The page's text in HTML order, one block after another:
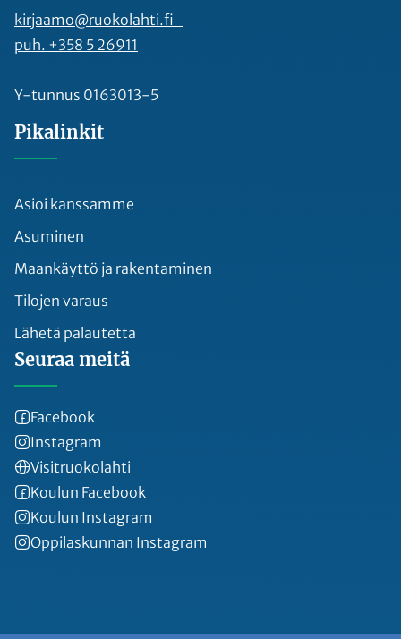
kirjaamo@ruokolahti.fi
puh. +358 5 26911
Y-tunnus 0163013-5
Pikalinkit
Asioi kanssamme
Asuminen
Maankäyttö ja rakentaminen
Tilojen varaus
Lähetä palautetta
Seuraa meitä
Facebook
Instagram
Visitruokolahti
Koulun Facebook
Koulun Instagram
Oppilaskunnan Instagram